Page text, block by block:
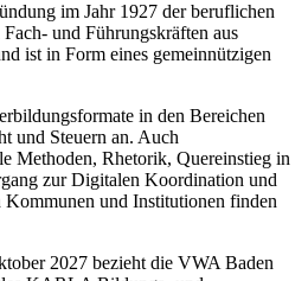
im Jahr 1927 der beruflichen
und Führungskräften aus
ist in Form eines gemeinnützigen
in den Bereichen
und Steuern an. Auch
Methoden, Rhetorik, Quereinstieg in
zur Digitalen Koordination und
und Institutionen finden
2027 bezieht die VWA Baden